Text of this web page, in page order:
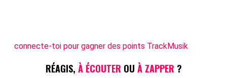
connecte-toi pour gagner des points TrackMusik
RÉAGIS, À ÉCOUTER OU À ZAPPER ?